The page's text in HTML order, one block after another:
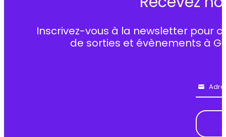
Inscrivez-vous à la newsletter pour
de sorties et évènements à
Email